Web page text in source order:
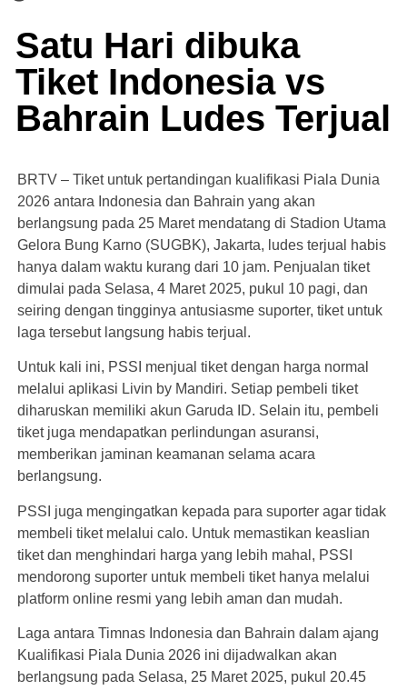
Satu Hari dibuka
Tiket Indonesia vs
Bahrain Ludes Terjual
BRTV – Tiket untuk pertandingan kualifikasi Piala Dunia
2026 antara Indonesia dan Bahrain yang akan
berlangsung pada 25 Maret mendatang di Stadion Utama
Gelora Bung Karno (SUGBK), Jakarta, ludes terjual habis
hanya dalam waktu kurang dari 10 jam. Penjualan tiket
dimulai pada Selasa, 4 Maret 2025, pukul 10 pagi, dan
seiring dengan tingginya antusiasme suporter, tiket untuk
laga tersebut langsung habis terjual.
Untuk kali ini, PSSI menjual tiket dengan harga normal
melalui aplikasi Livin by Mandiri. Setiap pembeli tiket
diharuskan memiliki akun Garuda ID. Selain itu, pembeli
tiket juga mendapatkan perlindungan asuransi,
memberikan jaminan keamanan selama acara
berlangsung.
PSSI juga mengingatkan kepada para suporter agar tidak
membeli tiket melalui calo. Untuk memastikan keaslian
tiket dan menghindari harga yang lebih mahal, PSSI
mendorong suporter untuk membeli tiket hanya melalui
platform online resmi yang lebih aman dan mudah.
Laga antara Timnas Indonesia dan Bahrain dalam ajang
Kualifikasi Piala Dunia 2026 ini dijadwalkan akan
berlangsung pada Selasa, 25 Maret 2025, pukul 20.45